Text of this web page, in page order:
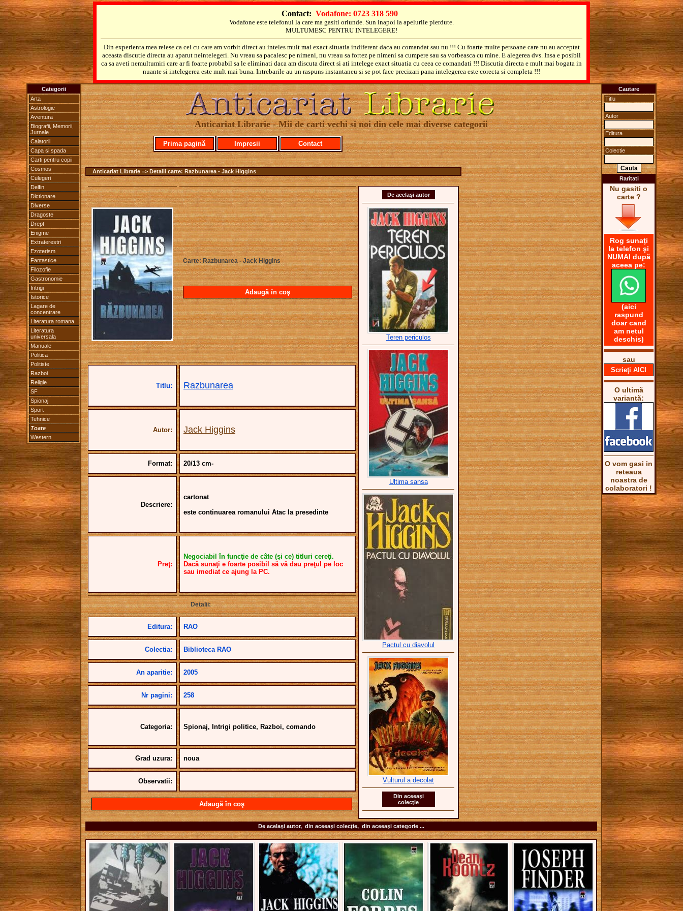
Contact: Vodafone: 0723 318 590
Vodafone este telefonul la care ma gasiti oriunde. Sun inapoi la apelurile pierdute.
MULTUMESC PENTRU INTELEGERE!
Din experienta mea reiese ca cei cu care am vorbit direct au inteles mult mai exact situatia indiferent daca au comandat sau nu !!! Cu foarte multe persoane care nu au acceptat
aceasta discutie directa au aparut neintelegeri. Nu vreau sa pacalesc pe nimeni, nu vreau sa fortez pe nimeni sa cumpere sau sa vorbeasca cu mine. E alegerea dvs. Insa e posibil
ca sa aveti nemultumiri care ar fi foarte probabil sa le eliminati daca am discuta direct si ati intelege exact situatia cu ceea ce comandati !!! Discutia directa e mult mai bogata in
nuante si intelegerea este mult mai buna. Intrebarile au un raspuns instantaneu si se pot face precizari pana intelegerea este corecta si completa !!!
Categorii
Arta
Astrologie
Aventura
Biografii, Memorii,
Jurnale
Calatorii
Capa si spada
Carti pentru copii
Cosmos
Culegeri
Delfin
Dictionare
Diverse
Dragoste
Drept
Enigme
Extraterestri
Ezoterism
Fantastice
Filozofie
Gastronomie
Intrigi
Istorice
Lagare de
concentrare
Literatura romana
Literatura
universala
Manuale
Politica
Politiste
Razboi
Religie
SF
Spionaj
Sport
Tehnice
Toate
Western
Anticariat Librarie - Mii de carti vechi si noi din cele mai diverse categorii
Prima pagină Impresii Contact
Anticariat Librarie => Detalii carte: Razbunarea - Jack Higgins
Carte: Razbunarea - Jack Higgins
Adaugă în coş
De acelaşi autor
Teren periculos
Ultima sansa
Pactul cu diavolul
Vulturul a decolat
Din aceeaşi
colecţie
Titlu: Razbunarea
Autor: Jack Higgins
Format: 20/13 cm-
Descriere:
cartonat
este continuarea romanului Atac la presedinte
Preţ:
Negociabil în funcţie de câte (şi ce) titluri cereţi.
Dacă sunaţi e foarte posibil să vă dau preţul pe loc
sau imediat ce ajung la PC.
Detalii:
Editura: RAO
Colectia: Biblioteca RAO
An aparitie: 2005
Nr pagini: 258
Categoria: Spionaj, Intrigi politice, Razboi, comando
Grad uzura: noua
Observatii:
Adaugă în coş
De acelaşi autor, din aceeaşi colecţie, din aceeaşi categorie ...
Cautare
Titlu
Autor
Editura
Colectie
Raritati
Nu gasiti o
carte ?
Rog sunaţi
la telefon şi
NUMAI după
aceea pe:
(aici
raspund
doar cand
am netul
deschis)
sau
Scrieţi AICI
O ultimă
variantă:
O vom gasi in
reteaua
noastra de
colaboratori !